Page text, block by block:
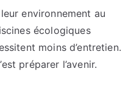
environnement au
écologiques
moins d’entretien.
préparer l’avenir.